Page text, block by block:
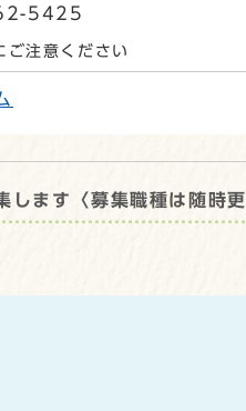
5425
ご注意ください
します〈募集職種は随時